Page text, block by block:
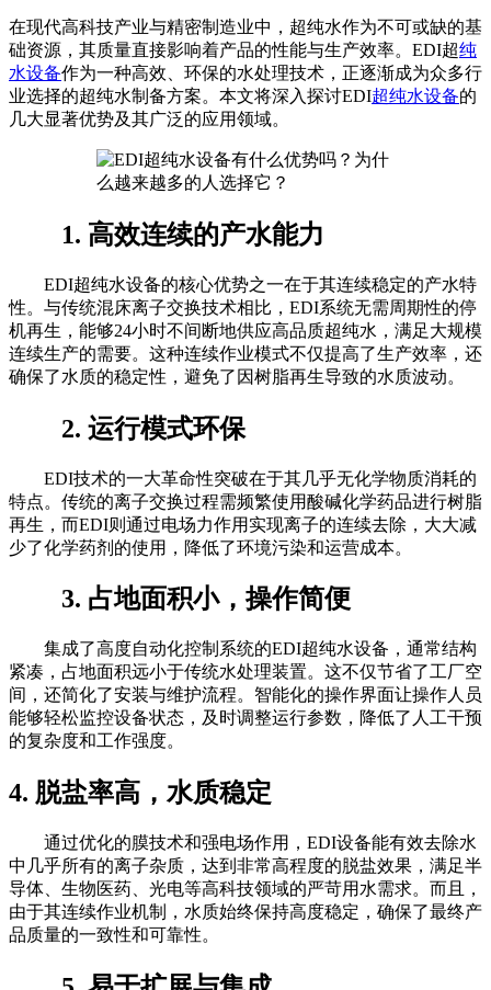
在现代高科技产业与精密制造业中，超纯水作为不可或缺的基
础资源，其质量直接影响着产品的性能与生产效率。EDI超纯
水设备作为一种高效、环保的水处理技术，正逐渐成为众多行
业选择的超纯水制备方案。本文将深入探讨EDI超纯水设备的
几大显著优势及其广泛的应用领域。
1. 高效连续的产水能力
EDI超纯水设备的核心优势之一在于其连续稳定的产水特
性。与传统混床离子交换技术相比，EDI系统无需周期性的停
机再生，能够24小时不间断地供应高品质超纯水，满足大规模
连续生产的需要。这种连续作业模式不仅提高了生产效率，还
确保了水质的稳定性，避免了因树脂再生导致的水质波动。
2. 运行模式环保
EDI技术的一大革命性突破在于其几乎无化学物质消耗的
特点。传统的离子交换过程需频繁使用酸碱化学药品进行树脂
再生，而EDI则通过电场力作用实现离子的连续去除，大大减
少了化学药剂的使用，降低了环境污染和运营成本。
3. 占地面积小，操作简便
集成了高度自动化控制系统的EDI超纯水设备，通常结构
紧凑，占地面积远小于传统水处理装置。这不仅节省了工厂空
间，还简化了安装与维护流程。智能化的操作界面让操作人员
能够轻松监控设备状态，及时调整运行参数，降低了人工干预
的复杂度和工作强度。
4. 脱盐率高，水质稳定
通过优化的膜技术和强电场作用，EDI设备能有效去除水
中几乎所有的离子杂质，达到非常高程度的脱盐效果，满足半
导体、生物医药、光电等高科技领域的严苛用水需求。而且，
由于其连续作业机制，水质始终保持高度稳定，确保了最终产
品质量的一致性和可靠性。